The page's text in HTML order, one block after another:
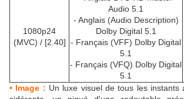
1080p24
(MVC) / [2.40]
Audio 5.1
- Anglais (Audio Description)
Dolby Digital 5.1
- Français (VFF) Dolby Digital
5.1
- Français (VFQ) Dolby Digital
5.1
• Image : Un luxe visuel de tous les instants